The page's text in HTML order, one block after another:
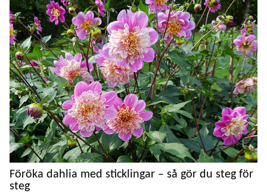
Föröka dahlia med sticklingar – så gör du steg för
steg